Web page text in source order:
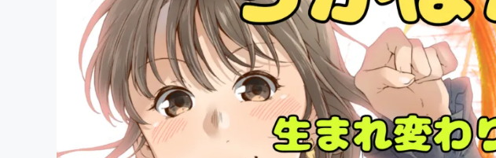
テクノロジー・ガジェット ゲーム・サービス開発
映像・映画 書籍・雑誌出版
ビジネス・起業 チャレンジ
まちづくり・地域活性化